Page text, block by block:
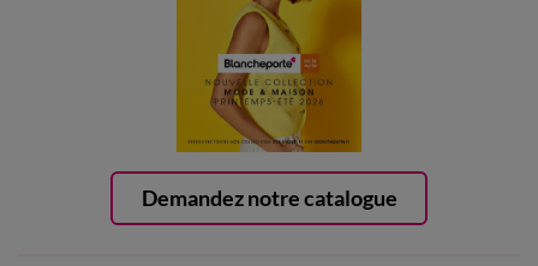
Demandez notre catalogue